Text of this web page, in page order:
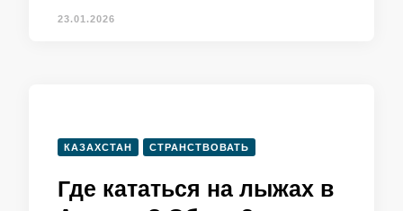
23.01.2026
КАЗАХСТАН СТРАНСТВОВАТЬ
Где кататься на лыжах в